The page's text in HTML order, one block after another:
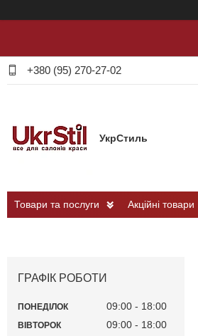
+380 (95) 270-27-02
УкрСтиль
Товари та послуги Акційні товари
ГРАФІК РОБОТИ
ПОНЕДІЛОК 09:00 18:00
ВІВТОРОК 09:00 18:00